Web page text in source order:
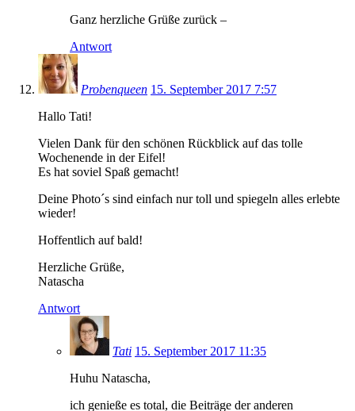
Ganz herzliche Grüße zurück –
Antwort
Probenqueen 15. September 2017 7:57
Hallo Tati!
Vielen Dank für den schönen Rückblick auf das tolle
Wochenende in der Eifel!
Es hat soviel Spaß gemacht!
Deine Photo´s sind einfach nur toll und spiegeln alles erlebte
wieder!
Hoffentlich auf bald!
Herzliche Grüße,
Natascha
Antwort
Tati 15. September 2017 11:35
Huhu Natascha,
ich genieße es total, die Beiträge der anderen